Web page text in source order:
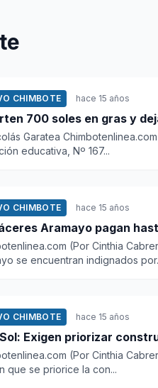
CHIMBOTE hace 15 años
700 soles en gras y
Garatea
educativa, Nº 167...
CHIMBOTE hace 15 años
Aramayo pagan
(Por Cinthia
se encuentran indignados
CHIMBOTE hace 15 años
Exigen priorizar
(Por Cinthia
que se priorice la con...